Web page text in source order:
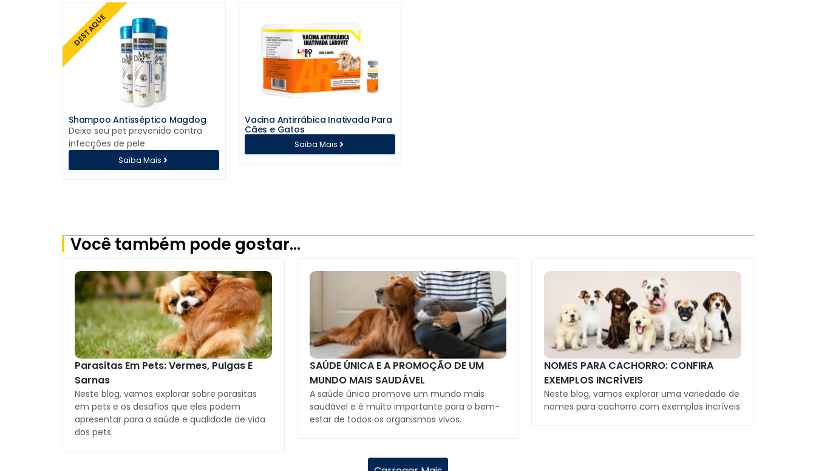
DESTAQUE
Saiba Mais
Shampoo Antisséptico Magdog
Deixe seu pet prevenido contra
infecções de pele.
Saiba Mais
Vacina Antirrábica Inativada Para
Cães e Gatos
Você também pode gostar…
Parasitas Em Pets: Vermes, Pulgas E
Sarnas
Neste blog, vamos explorar sobre parasitas
em pets e os desafios que eles podem
apresentar para a saúde e qualidade de vida
dos pets.
SAÚDE ÚNICA E A PROMOÇÃO DE UM
MUNDO MAIS SAUDÁVEL
A saúde única promove um mundo mais
saudável e é muito importante para o bem-
estar de todos os organismos vivos.
NOMES PARA CACHORRO: CONFIRA
EXEMPLOS INCRÍVEIS
Neste blog, vamos explorar uma variedade de
nomes para cachorro com exemplos incríveis